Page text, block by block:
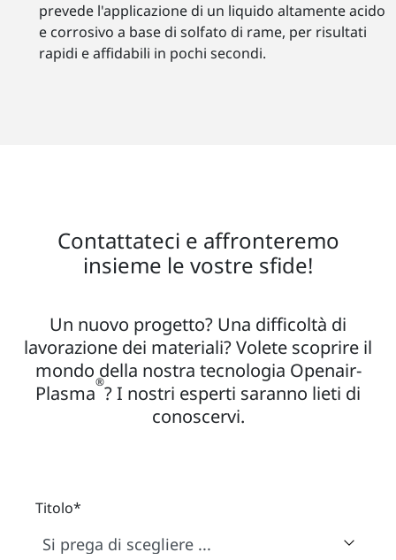
prevede l'applicazione di un liquido altamente acido
e corrosivo a base di solfato di rame, per risultati
rapidi e affidabili in pochi secondi.
Contattateci e affronteremo
insieme le vostre sfide!
Un nuovo progetto? Una difficoltà di
lavorazione dei materiali? Volete scoprire il
mondo della nostra tecnologia Openair-
Plasma®? I nostri esperti saranno lieti di
conoscervi.
Titolo*